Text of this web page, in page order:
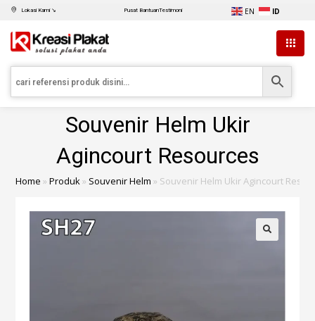
Lokasi Kami ↘ Pusat BantuanTestimoni EN ID
Souvenir Helm Ukir
Agincourt Resources
Home »Produk» Souvenir Helm » Souvenir Helm Ukir Agincourt